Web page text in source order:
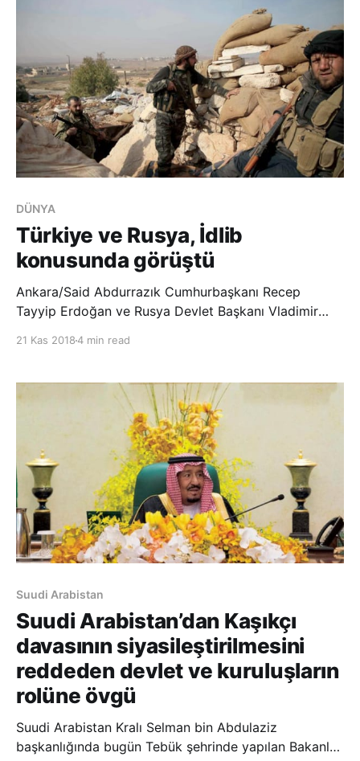
DÜNYA
Türkiye ve Rusya, İdlib
konusunda görüştü
Ankara/Said Abdurrazık Cumhurbaşkanı Recep
Tayyip Erdoğan ve Rusya Devlet Başkanı Vladimir
Rusya’nın Soçi kentinde bir araya geldi. Görüşmede
21 Kas 20184 min read
Suudi Arabistan
Suudi Arabistan’dan Kaşıkçı
davasının siyasileştirilmesini
reddeden devlet ve kuruluşların
rolüne övgü
Suudi Arabistan Kralı Selman bin Abdulaziz
başkanlığında bugün Tebük şehrinde yapılan Bakanlar